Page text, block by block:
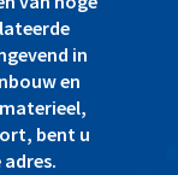
in
en
bent u